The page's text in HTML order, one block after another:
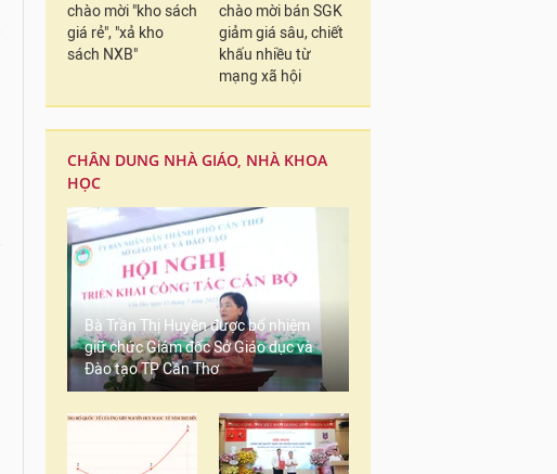
chào mời "kho sách
giá rẻ", "xả kho
sách NXB"
chào mời bán SGK
giảm giá sâu, chiết
khấu nhiều từ
mạng xã hội
CHÂN DUNG NHÀ GIÁO, NHÀ KHOA
HỌC
Bà Trần Thị Huyền được bổ nhiệm
giữ chức Giám đốc Sở Giáo dục và
Đào tạo TP Cần Thơ